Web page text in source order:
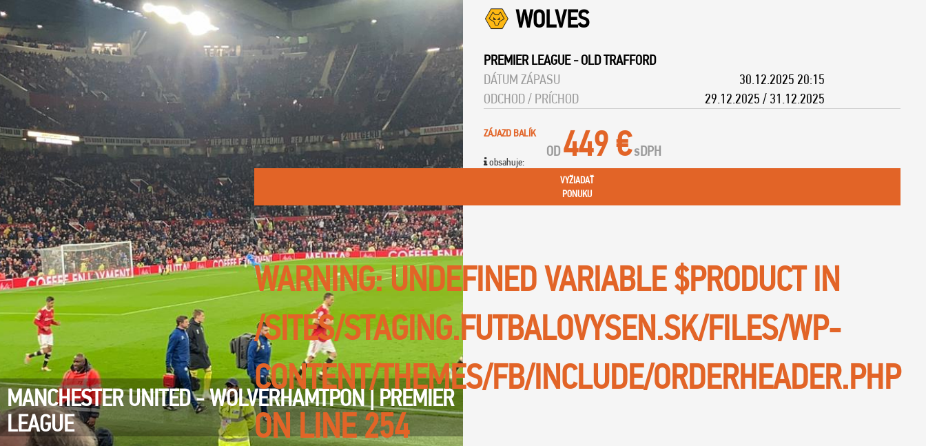
MANCHESTER UNITED - WOLVERHAMTPON | PREMIER
LEAGUE
WOLVES
PREMIER LEAGUE-OLD TRAFFORD
DÁTUM ZÁPASU
30.12.2025 20:15
ODCHOD / PRÍCHOD
29.12.2025 / 31.12.2025
ZÁJAZD BALÍK
obsahuje:
OD 449 € sDPH
VYŽIADAŤ
PONUKU
WARNING: UNDEFINED VARIABLE $PRODUCT IN
/SITES/STAGING.FUTBALOVYSEN.SK/FILES/WP-
CONTENT/THEMES/FB/INCLUDE/ORDERHEADER.PHP
ON LINE254